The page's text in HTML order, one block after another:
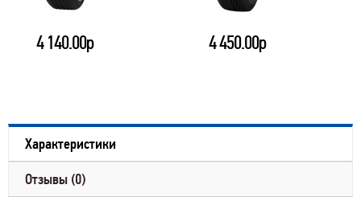
4 140.00р 4 450.00р
Характеристики
Отзывы (0)